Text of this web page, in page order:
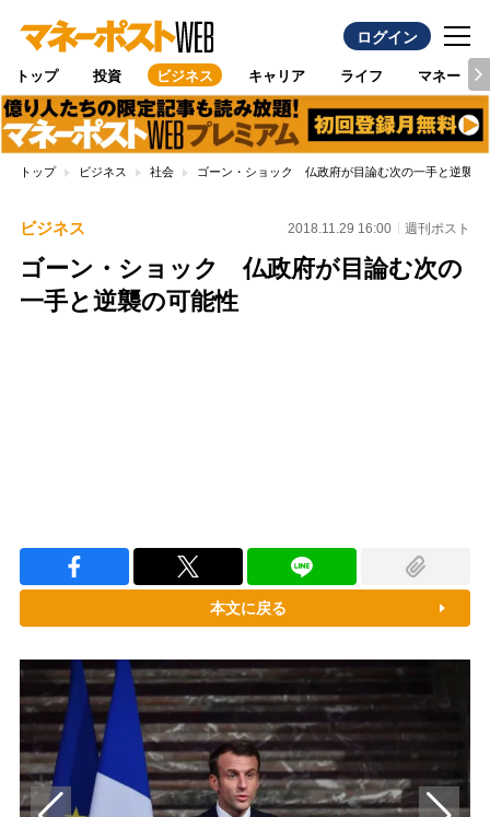
ログイン
トップ 投資 ビジネス キャリア ライフ マネー
トップ ビジネス 社会 ゴーン・ショック 仏政府が目論む次の一手と逆襲の
ビジネス 2018.11.29 16:00 週刊ポスト
ゴーン・ショック 仏政府が目論む次の
一手と逆襲の可能性
本文に戻る